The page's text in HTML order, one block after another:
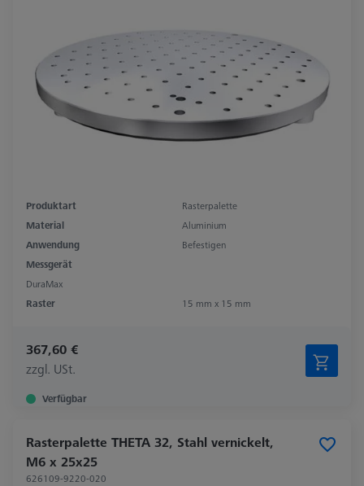
Produktart
Rasterpalette
Material
Aluminium
Anwendung
Befestigen
Messgerät
DuraMax
Raster
15 mm x 15 mm
367,60 €
zzgl. USt.
Verfügbar
Rasterpalette THETA 32, Stahl vernickelt,
M6 x 25x25
626109-9220-020